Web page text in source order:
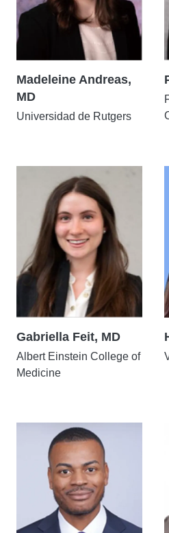
Madeleine Andreas,
MD
Universidad de Rutgers
Gabriella Feit, MD
Albert Einstein College of
Medicine